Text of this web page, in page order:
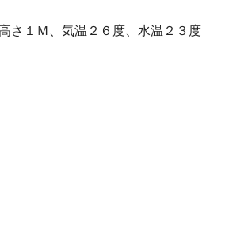
さ１Ｍ、気温２６度、水温２３度